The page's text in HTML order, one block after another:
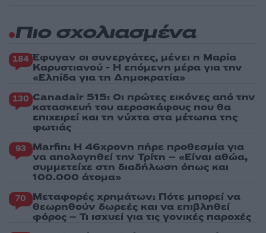
Πιο σχολιασμένα
184 Έφυγαν οι συνεργάτες, μένει η Μαρία
Καρυστιανού - Η επόμενη μέρα για την
«Ελπίδα για τη Δημοκρατία»
130 Canadair 515: Οι πρώτες εικόνες από την
κατασκευή του αεροσκάφους που θα
επιχειρεί και τη νύχτα στα μέτωπα της
φωτιάς
93 Marfin: Η 46χρονη πήρε προθεσμία για
να απολογηθεί την Τρίτη – «Είναι αθώα,
συμμετείχε στη διαδήλωση όπως και
100.000 άτομα»
70 Μεταφορές χρημάτων: Πότε μπορεί να
θεωρηθούν δωρεές και να επιβληθεί
φόρος – Τι ισχυεί για τις γονικές παροχές